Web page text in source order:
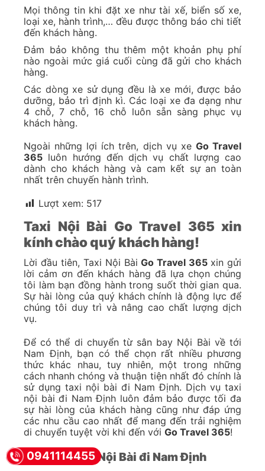
Mọi thông tin khi đặt xe như tài xế, biển số xe,
loại xe, hành trình,… đều được thông báo chi tiết
đến khách hàng.
Đảm bảo không thu thêm một khoản phụ phí
nào ngoài mức giá cuối cùng đã gửi cho khách
hàng.
Các dòng xe sử dụng đều là xe mới, được bảo
dưỡng, bảo trì định kì. Các loại xe đa dạng như
4 chỗ, 7 chỗ, 16 chỗ luôn sẵn sàng phục vụ
khách hàng.
Ngoài những lợi ích trên, dịch vụ xe Go Travel
365 luôn hướng đến dịch vụ chất lượng cao
dành cho khách hàng và cam kết sự an toàn
nhất trên chuyến hành trình.
Lượt xem: 517
Taxi Nội Bài Go Travel 365 xin
kính chào quý khách hàng!
Lời đầu tiên, Taxi Nội BàiGo Travel 365 xin gửi
lời cảm ơn đến khách hàng đã lựa chọn chúng
tôi làm bạn đồng hành trong suốt thời gian qua.
Sự hài lòng của quý khách chính là động lực để
chúng tôi duy trì và nâng cao chất lượng dịch
vụ.
Để có thể di chuyển từ sân bay Nội Bài về tới
Nam Định, bạn có thể chọn rất nhiều phương
thức khác nhau, tuy nhiên, một trong những
cách nhanh chóng và thuận tiện nhất đó chính là
sử dụng taxi nội bài đi Nam Định. Dịch vụ taxi
nội bài đi Nam Định luôn đảm bảo được tối đa
sự hài lòng của khách hàng cũng như đáp ứng
các nhu cầu cao nhất để mang đến trải nghiệm
di chuyển tuyệt vời khi đến với Go Travel 365!
Bảng giá taxi Nội Bài đi Nam Định
0941114455